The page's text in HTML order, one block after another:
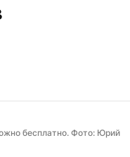
бесплатно. Фото: Юрий